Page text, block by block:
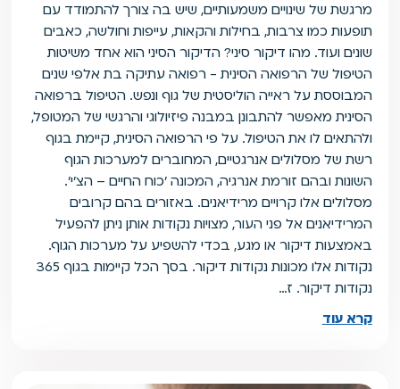
מרגשת של שינויים משמעותיים, שיש בה צורך להתמודד עם
תופעות כמו צרבות, בחילות והקאות, עייפות וחולשה, כאבים
שונים ועוד. מהו דיקור סיני? הדיקור הסיני הוא אחד משיטות
הטיפול של הרפואה הסינית - רפואה עתיקה בת אלפי שנים
המבוססת על ראייה הוליסטית של גוף ונפש. הטיפול ברפואה
הסינית מאפשר להתבונן במבנה פיזיולוגי והרגשי של המטופל,
ולהתאים לו את הטיפול. על פי הרפואה הסינית, קיימת בגוף
רשת של מסלולים אנרגטיים, המחוברים למערכות הגוף
השונות ובהם זורמת אנרגיה, המכונה 'כוח החיים – הצ'י'.
מסלולים אלו קרויים מרידיאנים. באזורים בהם קרובים
המרידיאנים אל פני העור, מצויות נקודות אותן ניתן להפעיל
באמצעות דיקור או מגע, בכדי להשפיע על מערכות הגוף.
נקודות אלו מכונות נקודות דיקור. בסך הכל קיימות בגוף 365
נקודות דיקור. ז…
קרא עוד